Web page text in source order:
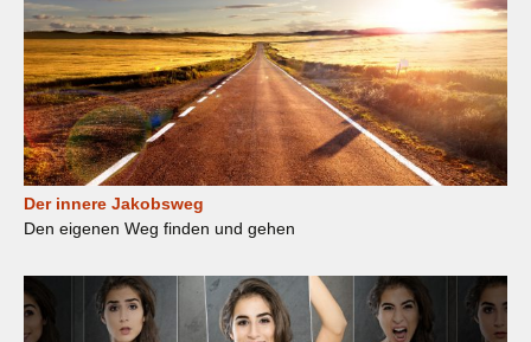
Der innere Jakobsweg
Den eigenen Weg finden und gehen